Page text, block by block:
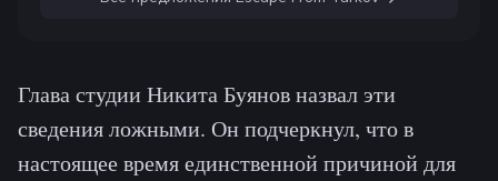
Глава студии Никита Буянов назвал эти
сведения ложными. Он подчеркнул, что в
настоящее время единственной причиной для